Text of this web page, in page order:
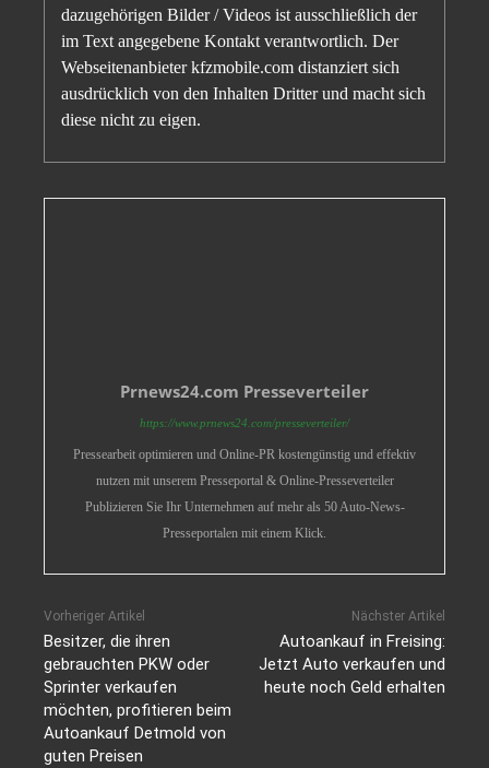
dazugehörigen Bilder / Videos ist ausschließlich der
im Text angegebene Kontakt verantwortlich. Der
Webseitenanbieter kfzmobile.com distanziert sich
ausdrücklich von den Inhalten Dritter und macht sich
diese nicht zu eigen.
Prnews24.com Presseverteiler
https://www.prnews24.com/presseverteiler/
Pressearbeit optimieren und Online-PR kostengünstig und effektiv
nutzen mit unserem Presseportal & Online-Presseverteiler
Publizieren Sie Ihr Unternehmen auf mehr als 50 Auto-News-
Presseportalen mit einem Klick.
Vorheriger Artikel
Besitzer, die ihren
gebrauchten PKW oder
Sprinter verkaufen
möchten, profitieren beim
Autoankauf Detmold von
guten Preisen
Nächster Artikel
Autoankauf in Freising:
Jetzt Auto verkaufen und
heute noch Geld erhalten